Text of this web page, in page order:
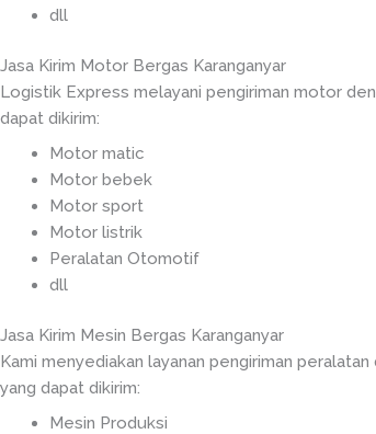
dll
Jasa Kirim Motor Bergas Karanganyar
Logistik Express melayani pengiriman motor
dapat dikirim:
Motor matic
Motor bebek
Motor sport
Motor listrik
Peralatan Otomotif
dll
Jasa Kirim Mesin Bergas Karanganyar
Kami menyediakan layanan pengiriman
yang dapat dikirim:
Mesin Produksi